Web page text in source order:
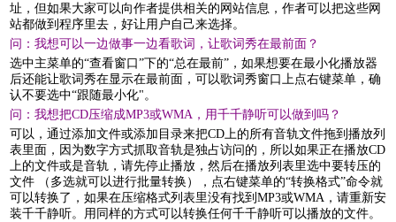
址，但如果大家可以向作者提供相关的网站信息，作者可以把这些网
站都做到程序里去，好让用户自己来选择。
问：我想可以一边做事一边看歌词，让歌词秀在最前面？
选中主菜单的“查看窗口”下的“总在最前”，如果想要在最小化播放器
后还能让歌词秀在显示在最前面，可以歌词秀窗口上点右键菜单，确
认不要选中“跟随最小化"。
问：我想把CD压缩成MP3或WMA，用千千静听可以做到吗？
可以，通过添加文件或添加目录来把CD上的所有音轨文件拖到播放列
表里面，因为数字方式抓取音轨是独占访问的，所以如果正在播放CD
上的文件或是音轨，请先停止播放，然后在播放列表里选中要转压的
文件 （多选就可以进行批量转换），点右键菜单的“转换格式”命令就
可以转换了，如果在压缩格式列表里没有找到MP3或WMA，请重新安
装千千静听。用同样的方式可以转换任何千千静听可以播放的文件。